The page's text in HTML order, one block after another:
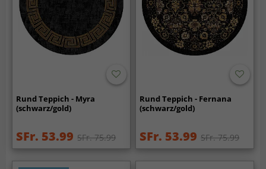
Rund Teppich - Myra
(schwarz/gold)
SFr. 53.99 SFr. 75.99
Rund Teppich - Fernana
(schwarz/gold)
SFr. 53.99 SFr. 75.99